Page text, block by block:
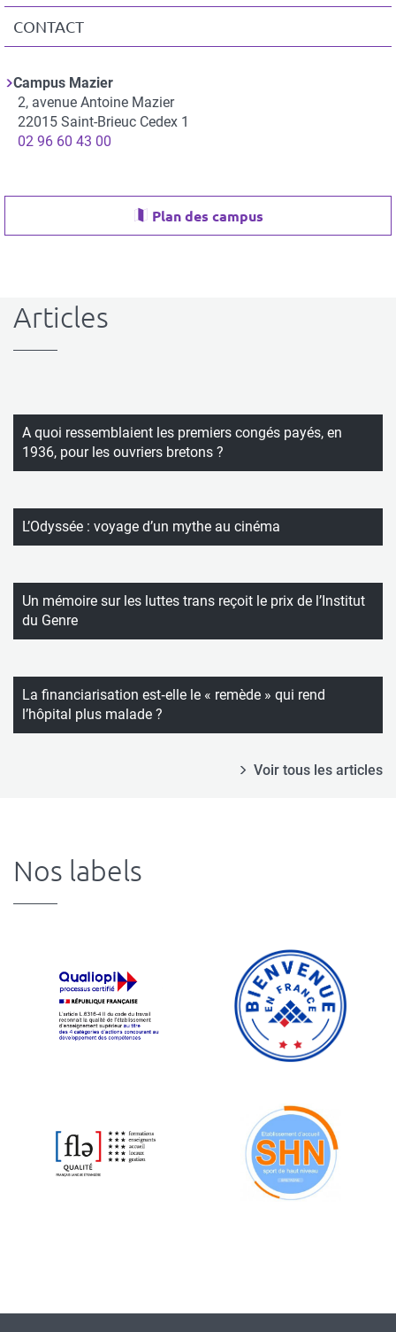
CONTACT
Campus Mazier
Adresse
2, avenue Antoine Mazier
22015 Saint-Brieuc Cedex 1
Téléphone
02 96 60 43 00
Plan des campus
Articles
A quoi ressemblaient les premiers congés payés, en
1936, pour les ouvriers bretons ?
L’Odyssée : voyage d’un mythe au cinéma
Un mémoire sur les luttes trans reçoit le prix de l’Institut
du Genre
La financiarisation est‑elle le « remède » qui rend
l’hôpital plus malade ?
Voir tous les articles
Nos labels